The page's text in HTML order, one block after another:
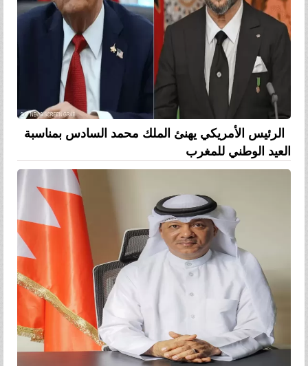
الرئيس الأمريكي يهنئ الملك محمد السادس بمناسبة
العيد الوطني للمغرب